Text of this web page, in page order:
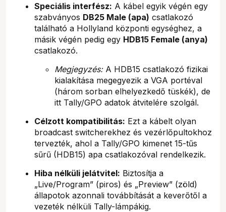
Speciális interfész: A kábel egyik végén egy
szabványos DB25 Male (apa) csatlakozó
található a Hollyland központi egységhez, a
másik végén pedig egy HDB15 Female (anya)
csatlakozó.
Megjegyzés:A HDB15 csatlakozó fizikai
kialakítása megegyezik a VGA portéval
(három sorban elhelyezkedő tüskék), de
itt Tally/GPO adatok átvitelére szolgál.
Célzott kompatibilitás: Ezt a kábelt olyan
broadcast switcherekhez és vezérlőpultokhoz
tervezték, ahol a Tally/GPO kimenet 15-tűs
sűrű (HDB15) apa csatlakozóval rendelkezik.
Hiba nélküli jelátvitel: Biztosítja a
„Live/Program” (piros) és „Preview” (zöld)
állapotok azonnali továbbítását a keverőtől a
vezeték nélküli Tally-lámpákig.